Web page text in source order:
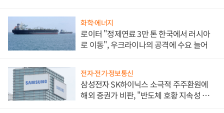
화학·에너지
로이터 "정제연료 3만 톤 한국에서 러시아
로 이동", 우크라이나의 공격에 수요 늘어
전자·전기·정보통신
삼성전자 SK하이닉스 소극적 주주환원에
해외 증권가 비판, "반도체 호황 지속성 의